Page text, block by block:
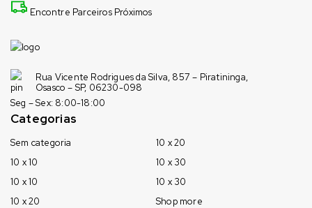
Encontre Parceiros Próximos
Rua Vicente Rodrigues da Silva, 857 – Piratininga,
Osasco – SP, 06230-098
Seg – Sex: 8:00-18:00
Categorias
Sem categoria
10 x 10
10 x 10
10 x 20
10 x 20
10 x 30
10 x 30
Shop more